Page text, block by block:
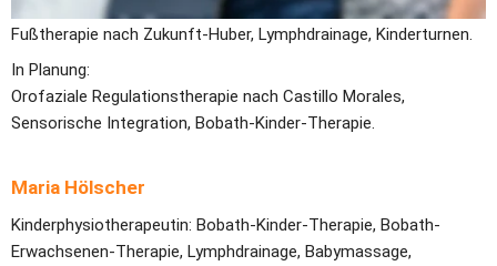
Kinderphysiotherapeutin: Vojta-Kinder-Therapie, Medical Taping,
Fußtherapie nach Zukunft-Huber, Lymphdrainage, Kinderturnen.
In Planung:
Orofaziale Regulationstherapie nach Castillo Morales,
Sensorische Integration, Bobath-Kinder-Therapie.
Maria Hölscher
Kinderphysiotherapeutin: Bobath-Kinder-Therapie, Bobath-
Erwachsenen-Therapie, Lymphdrainage, Babymassage,